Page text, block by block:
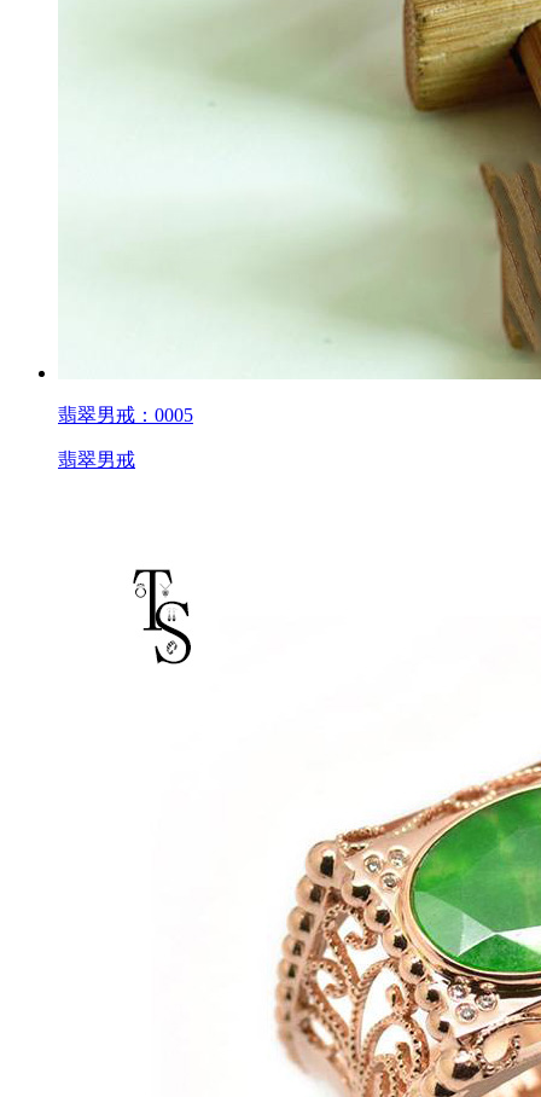
翡翠男戒：0005
翡翠男戒